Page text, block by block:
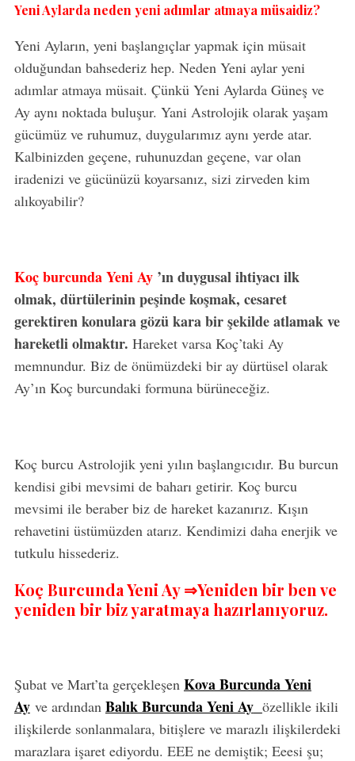
Yeni Aylarda neden yeni adımlar atmaya müsaidiz?
Yeni Ayların, yeni başlangıçlar yapmak için müsait
olduğundan bahsederiz hep. Neden Yeni aylar yeni
adımlar atmaya müsait. Çünkü Yeni Aylarda Güneş ve
Ay aynı noktada buluşur. Yani Astrolojik olarak yaşam
gücümüz ve ruhumuz, duygularımız aynı yerde atar.
Kalbinizden geçene, ruhunuzdan geçene, var olan
iradenizi ve gücünüzü koyarsanız, sizi zirveden kim
alıkoyabilir?
Koç burcunda Yeni Ay’ın duygusal ihtiyacı ilk
olmak, dürtülerinin peşinde koşmak, cesaret
gerektiren konulara gözü kara bir şekilde atlamak ve
hareketli olmaktır. Hareket varsa Koç’taki Ay
memnundur. Biz de önümüzdeki bir ay dürtüsel olarak
Ay’ın Koç burcundaki formuna bürüneceğiz.
Koç burcu Astrolojik yeni yılın başlangıcıdır. Bu burcun
kendisi gibi mevsimi de baharı getirir. Koç burcu
mevsimi ile beraber biz de hareket kazanırız. Kışın
rehavetini üstümüzden atarız. Kendimizi daha enerjik ve
tutkulu hissederiz.
Koç Burcunda Yeni Ay ⇒Yeniden bir ben ve
yeniden bir biz yaratmaya hazırlanıyoruz.
Şubat ve Mart’ta gerçekleşen Kova Burcunda Yeni
Ay ve ardından Balık Burcunda Yeni Ay özellikle ikili
ilişkilerde sonlanmalara, bitişlere ve marazlı ilişkilerdeki
marazlara işaret ediyordu. EEE ne demiştik; Eeesi şu;